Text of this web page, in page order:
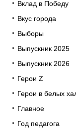
Вклад в Победу
Вкус города
Выборы
Выпускник 2025
Выпускник 2026
Герои Z
Герои в белых
Главное
Год педагога